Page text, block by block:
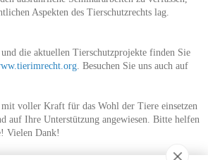
Aspekten des Tierschutzrechts lag.
die aktuellen Tierschutzprojekte finden Sie
. Besuchen Sie uns auch auf
voller Kraft für das Wohl der Tiere einsetzen
auf Ihre Unterstützung angewiesen. Bitte helfen
Vielen Dank!